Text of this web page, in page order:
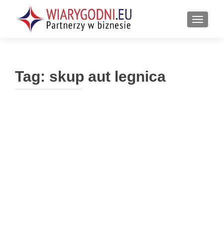
Tag: skup aut legnica